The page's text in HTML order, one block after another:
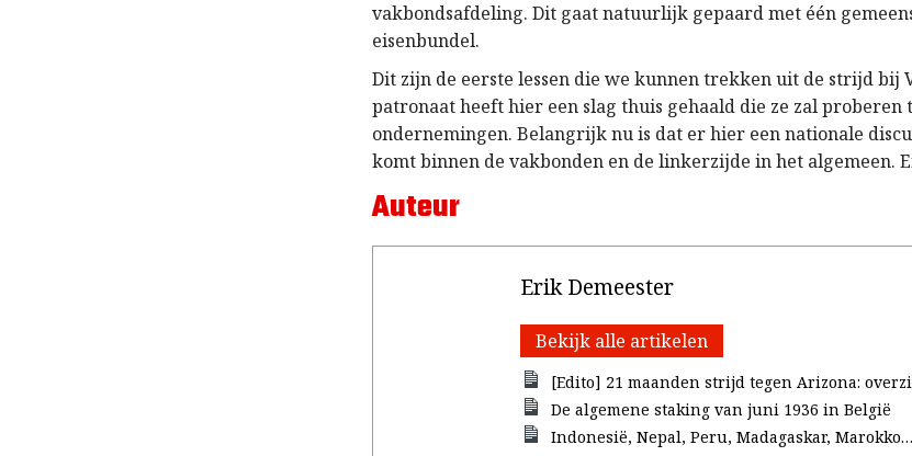
vakbondsafdeling. Dit gaat natuurlijk gepaard met één
eisenbundel.
Dit zijn de eerste lessen die we kunnen trekken uit de strijd bij
patronaat heeft hier een slag thuis gehaald die ze zal proberen
ondernemingen. Belangrijk nu is dat er hier een nationale
komt binnen de vakbonden en de linkerzijde in het algemeen.
Auteur
Erik Demeester
Bekijk alle artikelen
[Edito] 21 maanden strijd tegen Arizona:
De algemene staking van juni 1936 in België
Indonesië, Nepal, Peru, Madagaskar,